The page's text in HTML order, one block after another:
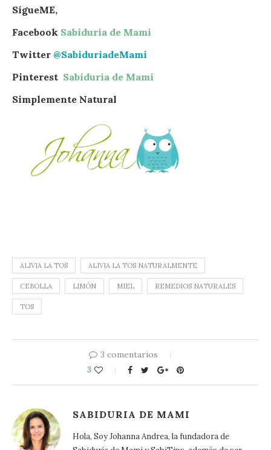
SígueME,
Facebook Sabiduría de Mami
Twitter @SabiduriadeMami
Pinterest Sabiduría de Mami
Simplemente Natural
ALIVIA LA TOS ALIVIA LA TOS NATURALMENTE
CEBOLLA LIMÓN MIEL REMEDIOS NATURALES
TOS
3 comentarios
3
SABIDURIA DE MAMI
Hola, Soy Johanna Andrea, la fundadora de